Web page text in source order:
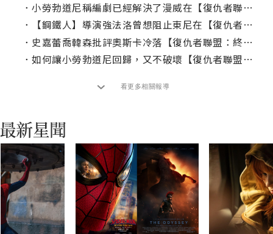
． 小勞勃道尼稱編劇已經解決了漫威在【復仇者聯盟：終局之戰】後的疲軟問題
．
【鋼鐵人】導演強法洛曾想阻止東尼在【復仇者聯盟：終局之戰】犧牲？
． 史嘉蕾喬韓森批評奧斯卡冷落【復仇者聯盟：終局之戰】，想念漫威演員
． 如何讓小勞勃道尼回歸，又不破壞【復仇者聯盟：終局之戰】的結局？
看更多相關報導